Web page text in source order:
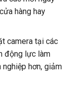
hàng hay
camera tại các
động lực làm
hơn, giảm